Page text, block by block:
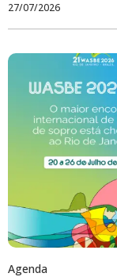
27/07/2026
Agenda